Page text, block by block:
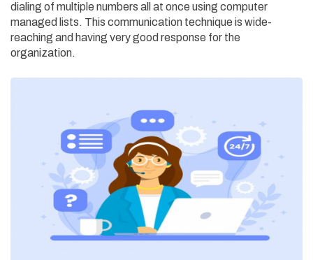
dialing of multiple numbers all at once using computer
managed lists. This communication technique is wide-
reaching and having very good response for the
organization.